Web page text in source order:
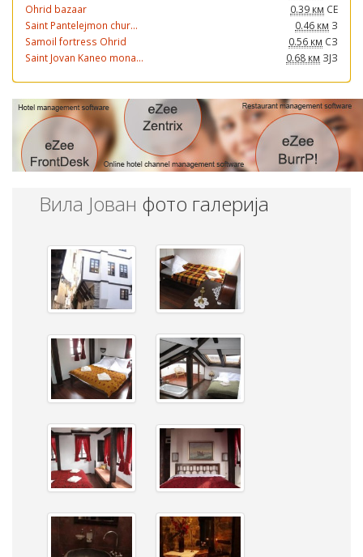
Ohrid bazaar
0.39 км СЕ
Saint Pantelejmon chur...
0.46 км З
Samoil fortress Ohrid
0.56 км СЗ
Saint Jovan Kaneo mona...
0.68 км ЗЈЗ
Вила Јован фото галерија